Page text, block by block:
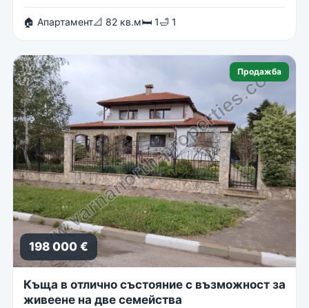
🏠 Апартамент📐 82 кв.м🛏 1🛁 1
Продажба
198 000 €
Къща в отлично състояние с възможност за
живеене на две семейства